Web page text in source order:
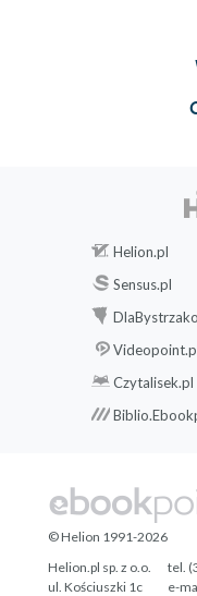
Helion.pl
Sensus.pl
Czytalisek.pl
© Helion 1991-2026
Helion.pl sp. z o.o.
ul. Kościuszki 1c
tel.
e-